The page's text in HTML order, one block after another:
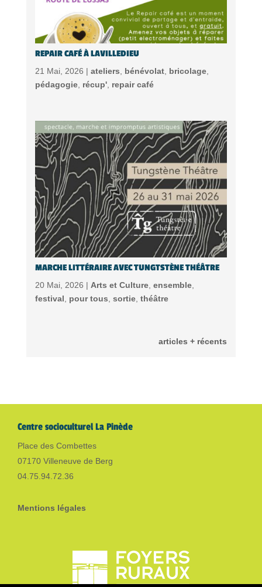
REPAIR CAFÉ À LAVILLEDIEU
21 Mai, 2026 | ateliers bénévolat, bricolage,
pédagogie, récup', repair café
MARCHE LITTÉRAIRE AVEC TUNGTSTÈNE THÉÂTRE
20 Mai, 2026 | Arts et Culture, ensemble,
festival, pour tous, sortie, théâtre
articles + récents
Centre socioculturel La Pinède
Place des Combettes
07170 Villeneuve de Berg
04.75.94.72.36
Mentions légales